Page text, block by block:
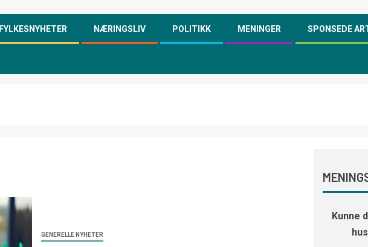
FYLKESNYHETER NÆRINGSLIV POLITIKK MENINGER SPONSEDE
GENERELLE NYHETER
Kunne